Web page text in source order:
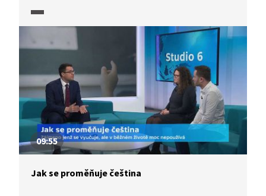
09:55
Jak se proměňuje čeština